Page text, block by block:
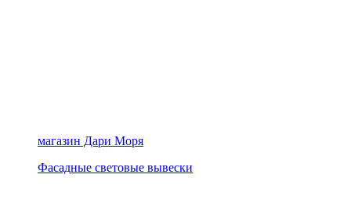
магазин Дари Моря
Фасадные световые вывески